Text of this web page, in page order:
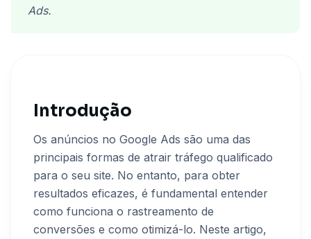
Ads.
Introdução
Os anúncios no Google Ads são uma das
principais formas de atrair tráfego qualificado
para o seu site. No entanto, para obter
resultados eficazes, é fundamental entender
como funciona o rastreamento de
conversões e como otimizá-lo. Neste artigo,